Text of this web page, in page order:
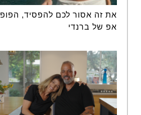
את זה אסור לכם להפסיד, הפופ
אפ של ברנדי